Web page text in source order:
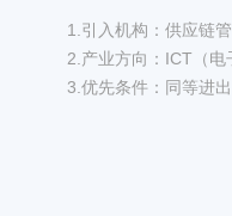
1.引入机构：供应链
2.产业方向：ICT（
3.优先条件：同等进